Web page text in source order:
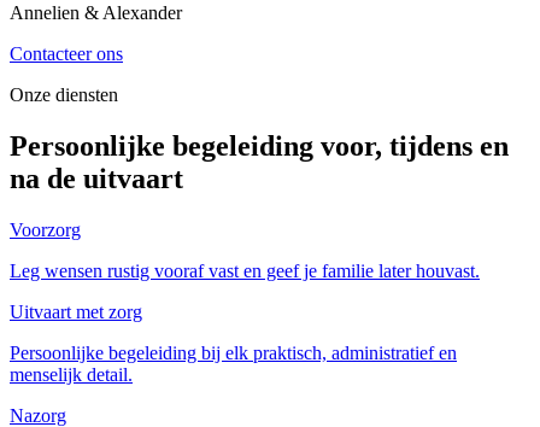
Annelien & Alexander
Contacteer ons
Onze diensten
Persoonlijke begeleiding voor, tijdens en
na de uitvaart
Voorzorg
Leg wensen rustig vooraf vast en geef je familie later houvast.
Uitvaart met zorg
Persoonlijke begeleiding bij elk praktisch, administratief en
menselijk detail.
Nazorg